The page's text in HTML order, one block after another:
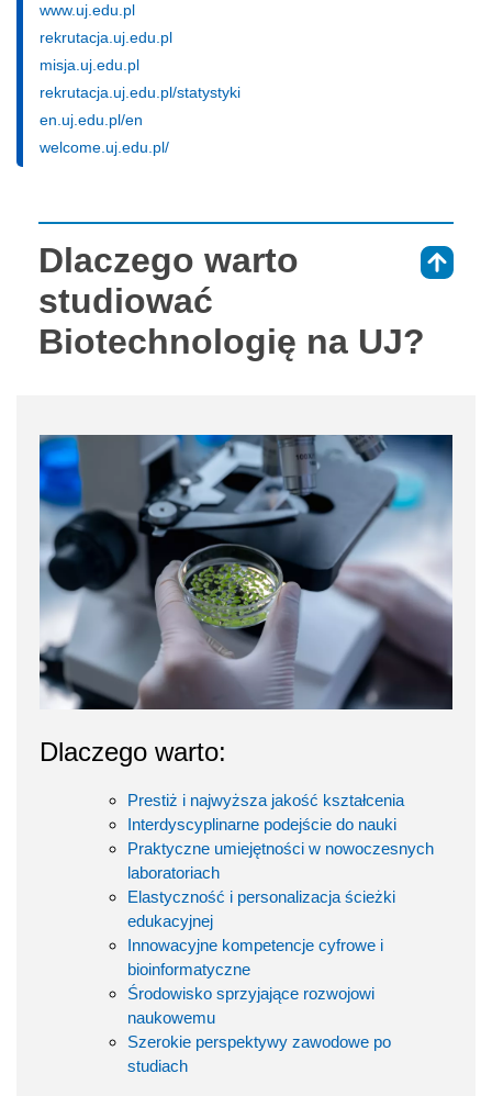
www.uj.edu.pl
rekrutacja.uj.edu.pl
misja.uj.edu.pl
rekrutacja.uj.edu.pl/statystyki
en.uj.edu.pl/en
welcome.uj.edu.pl/
Dlaczego warto
studiować
Biotechnologię na UJ?
Dlaczego warto:
Prestiż i najwyższa jakość kształcenia
Interdyscyplinarne podejście do nauki
Praktyczne umiejętności w nowoczesnych
laboratoriach
Elastyczność i personalizacja ścieżki
edukacyjnej
Innowacyjne kompetencje cyfrowe i
bioinformatyczne
Środowisko sprzyjające rozwojowi
naukowemu
Szerokie perspektywy zawodowe po
studiach